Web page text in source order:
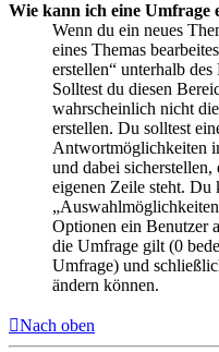
Wie kann ich eine Umfrage
Wenn du ein neues
eines Themas
erstellen“ unterhalb
Solltest du diesen
wahrscheinlich nicht
erstellen. Du solltest
Antwortmöglichkeiten
und dabei
eigenen Zeile steht. Du
Optionen ein Benutzer
die Umfrage gilt (0
Umfrage) und
ändern können.
Nach oben